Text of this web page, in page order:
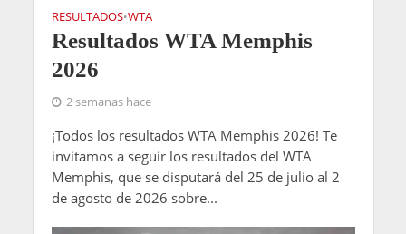
RESULTADOS•WTA
Resultados WTA Memphis
2026
2 semanas hace
¡Todos los resultados WTA Memphis 2026! Te
invitamos a seguir los resultados del WTA
Memphis, que se disputará del 25 de julio al 2
de agosto de 2026 sobre...